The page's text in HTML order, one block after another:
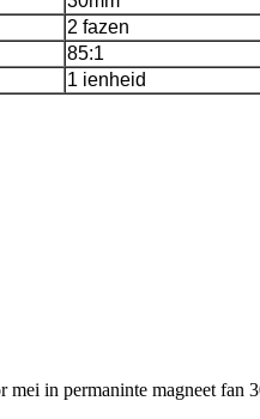
2 fazen
85:1
1 ienheid
in permaninte magneet fan